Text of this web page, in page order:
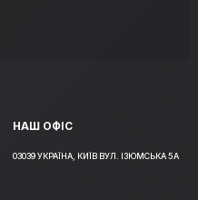
НАШ ОФІС
03039 УКРАЇНА, КИЇВ ВУЛ. ІЗЮМСЬКА 5А